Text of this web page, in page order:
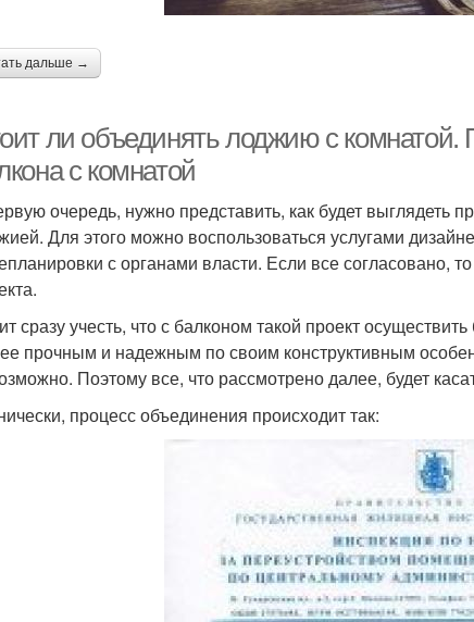
дальше →
ли объединять лоджию с
с комнатой
очередь, нужно представить, как будет выглядеть
Для этого можно воспользоваться услугами
с органами власти. Если все согласовано,
сразу учесть, что с балконом такой проект
прочным и надежным по своим конструктивным
Поэтому все, что рассмотрено далее, будет
процесс объединения происходит так: